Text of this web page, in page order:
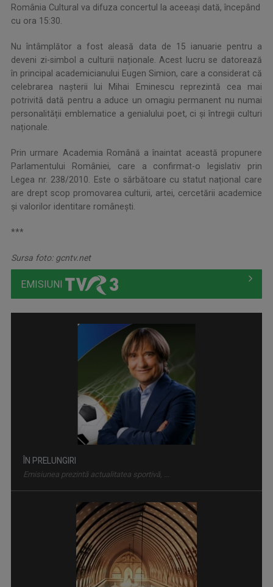
România Cultural va difuza concertul la aceeași dată, începând
cu ora 15:30.
Nu întâmplător a fost aleasă data de 15 ianuarie pentru a
deveni zi-simbol a culturii naționale. Acest lucru se datorează
în principal academicianului Eugen Simion, care a considerat că
celebrarea nașterii lui Mihai Eminescu reprezintă cea mai
potrivită dată pentru a aduce un omagiu permanent nu numai
personalității emblematice a genialului poet, ci și întregii culturi
naționale.
Prin urmare Academia Română a înaintat această propunere
Parlamentului României, care a confirmat-o legislativ prin
Legea nr. 238/2010. Este o sărbătoare cu statut național care
are drept scop promovarea culturii, artei, cercetării academice
și valorilor identitare românești.
***
Sursa foto: gcntv.net
EMISIUNI
ÎN PRELUNGIRI
Emisiunea prezintă actualitatea sportivă, ...